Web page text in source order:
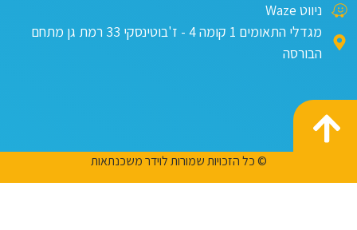
ניווט Waze
מגדלי התאומים 1 קומה 4 - ז'בוטינסקי 33 רמת גן מתחם
הבורסה
© כל הזכויות שמורות לוידר משכנתאות